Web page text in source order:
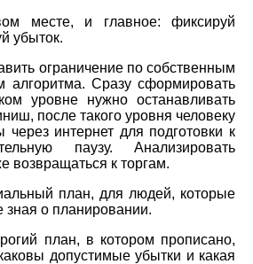
месте, и главное: фиксируй
убыток.
ограничение по собственным
алгоритма. Сразу сформировать
уровне нужно останавливать
после такого уровня человеку
интернет для подготовки к
паузу. Анализировать
возвращаться к торгам.
план, для людей, которые
зная о планировании.
план, в котором прописано,
допустимые убытки и какая